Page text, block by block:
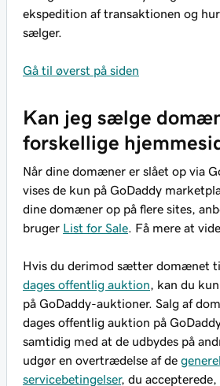
ekspedition af transaktionen og
sælger.
Gå til øverst på siden
Kan jeg sælge
forskellige
Når dine domæner er slået op via
vises de kun på GoDaddy
dine domæner op på flere sites,
bruger List for Sale . Få mere at
Hvis du derimod sætter domænet
dages offentlig auktion , kan du
på GoDaddy-auktioner. Salg af
dages offentlig auktion på
samtidig med at de udbydes på
udgør en overtrædelse af de
servicebetingelser, du